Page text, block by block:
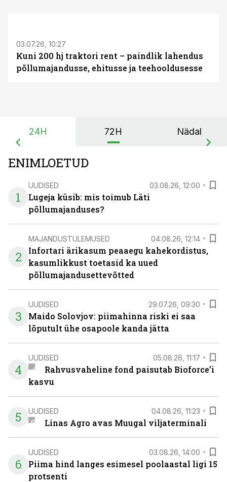
03.07.26, 10:27
Kuni 200 hj traktori rent – paindlik lahendus
põllumajandusse, ehitusse ja teehooldusesse
24H 72H Nädal
ENIMLOETUD
1
UUDISED 03.08.26, 12:00
Lugeja küsib: mis toimub Läti
põllumajanduses?
2
MAJANDUSTULEMUSED 04.08.26, 12:14
Infortari ärikasum peaaegu kahekordistus,
kasumlikkust toetasid ka uued
põllumajandusettevõtted
3
UUDISED 29.07.26, 09:30
Maido Solovjov: piimahinna riski ei saa
lõputult ühe osapoole kanda jätta
4
UUDISED 05.08.26, 11:17
Rahvusvaheline fond paisutab Bioforce’i
kasvu
5 UUDISED 04.08.26, 11:23
Linas Agro avas Muugal viljaterminali
6
UUDISED 03.08.26, 14:00
Piima hind langes esimesel poolaastal ligi 15
protsenti